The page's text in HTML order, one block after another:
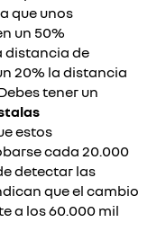
que unos
un 50%
distancia de
20% la distancia
tener un
estos
cada 20.000
detectar las
que el cambio
a los 60.000 mil